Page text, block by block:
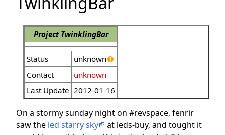
Project TwinklingBar
Status
unknown
Contact
unknown
Last Update 2012-01-16
On a stormy sunday night on #revspace, fenrir
saw the led starry sky
at leds-buy, and tought it